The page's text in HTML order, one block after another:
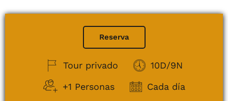
Reserva
Tour privado
10D/9N
+1 Personas
Cada día